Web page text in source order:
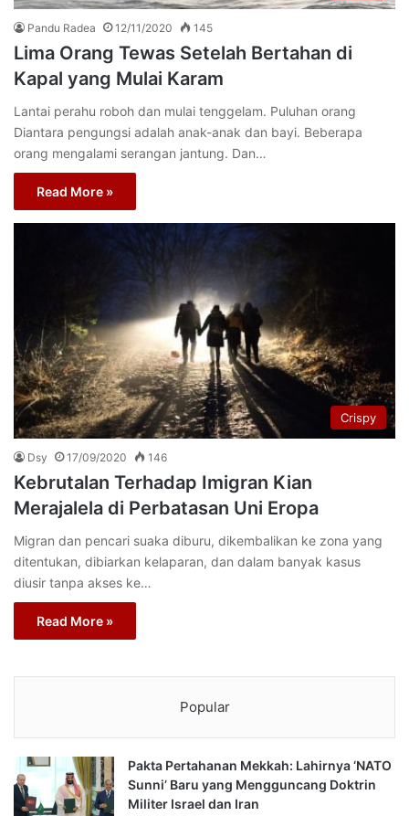
Pandu Radea 12/11/2020 145
Lima Orang Tewas Setelah Bertahan di
Kapal yang Mulai Karam
Lantai perahu roboh dan mulai tenggelam. Puluhan orang
Diantara pengungsi adalah anak-anak dan bayi. Beberapa
orang mengalami serangan jantung. Dan…
Read More »
Crispy
Dsy 17/09/2020 146
Kebrutalan Terhadap Imigran Kian
Merajalela di Perbatasan Uni Eropa
Migran dan pencari suaka diburu, dikembalikan ke zona yang
ditentukan, dibiarkan kelaparan, dan dalam banyak kasus
diusir tanpa akses ke…
Read More »
Popular
Pakta Pertahanan Mekkah: Lahirnya ‘NATO
Sunni’ Baru yang Mengguncang Doktrin
Militer Israel dan Iran